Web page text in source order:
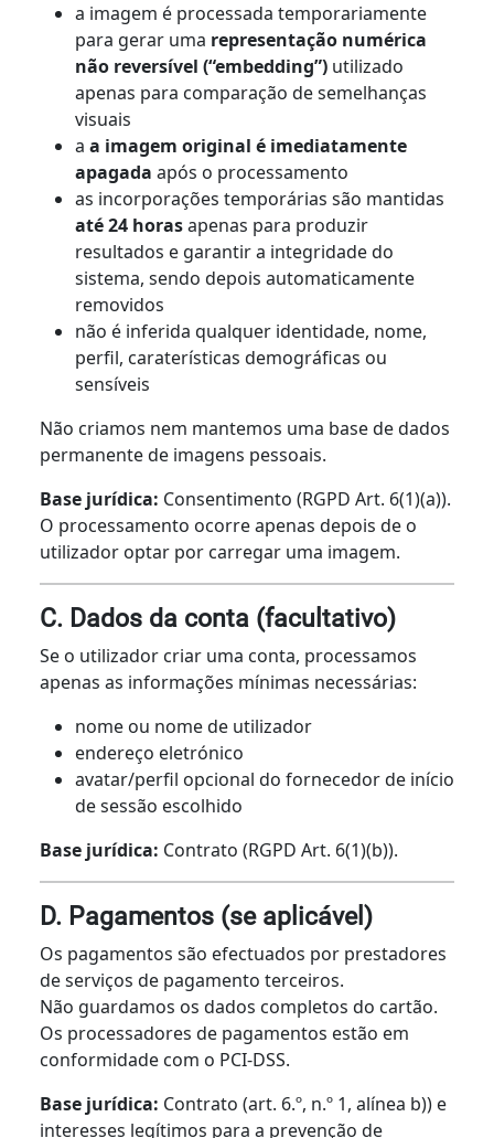
a imagem é processada temporariamente
para gerar uma representação numérica
não reversível (“embedding”)utilizado
apenas para comparação de semelhanças
visuais
a a imagem original é imediatamente
apagada após o processamento
as incorporações temporárias são mantidas
até 24 horasapenas para produzir
resultados e garantir a integridade do
sistema, sendo depois automaticamente
removidos
não é inferida qualquer identidade, nome,
perfil, caraterísticas demográficas ou
sensíveis
Não criamos nem mantemos uma base de dados
permanente de imagens pessoais.
Base jurídica: Consentimento (RGPD Art. 6(1)(a)).
O processamento ocorre apenas depois de o
utilizador optar por carregar uma imagem.
C. Dados da conta (facultativo)
Se o utilizador criar uma conta, processamos
apenas as informações mínimas necessárias:
nome ou nome de utilizador
endereço eletrónico
avatar/perfil opcional do fornecedor de início
de sessão escolhido
Base jurídica: Contrato (RGPD Art. 6(1)(b)).
D. Pagamentos (se aplicável)
Os pagamentos são efectuados por prestadores
de serviços de pagamento terceiros.
Não guardamos os dados completos do cartão.
Os processadores de pagamentos estão em
conformidade com o PCI-DSS.
Base jurídica: Contrato (art. 6.º, n.º 1, alínea b)) e
interesses legítimos para a prevenção de